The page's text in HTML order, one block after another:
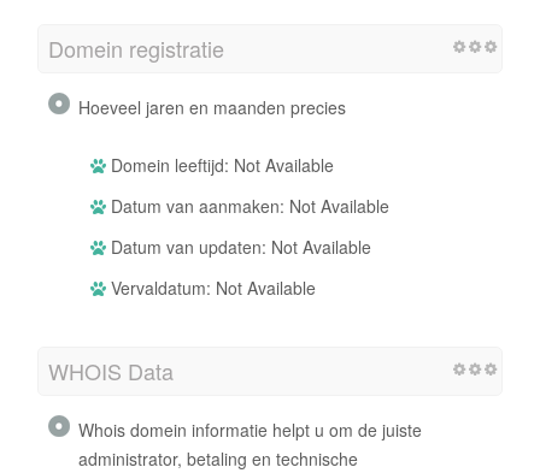
Domein registratie
Hoeveel jaren en maanden precies
Domein leeftijd: Not Available
Datum van aanmaken: Not Available
Datum van updaten: Not Available
Vervaldatum: Not Available
WHOIS Data
Whois domein informatie helpt u om de juiste
administrator, betaling en technische